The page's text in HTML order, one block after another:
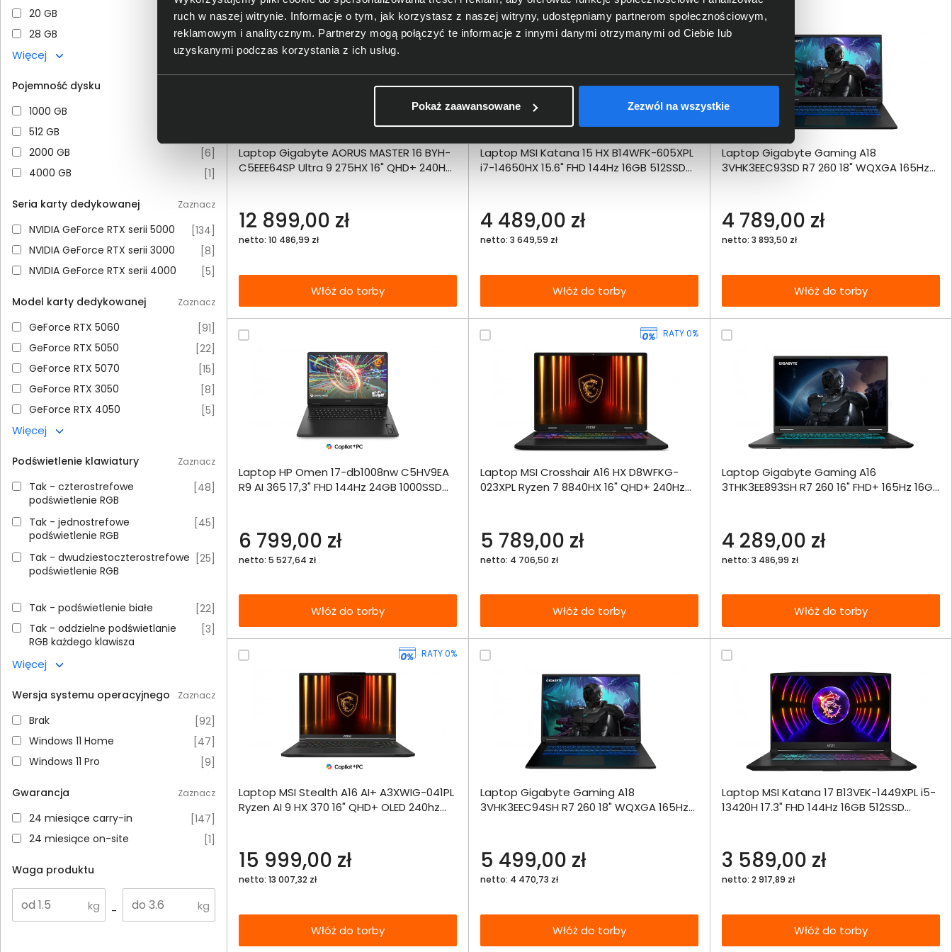
ruch w naszej witrynie. Informacje o tym, jak korzystasz z naszej witryny, udostępniamy partnerom społecznościowym,
reklamowym i analitycznym. Partnerzy mogą połączyć te informacje z innymi danymi otrzymanymi od Ciebie lub
uzyskanymi podczas korzystania z ich usług.
Pokaż zaawansowane Zezwól na wszystkie
20 GB20 GB [11]
28 GB28 GB [10]
Więcej
Pojemność dysku
1000 GB
1000 GB
512 GB512 GB
2000 GB
2000 GB [6
4000 GB
4000 GB [1]
Seria karty dedykowanej Zaznacz
NVIDIA GeForce RTX serii 5000
NVIDIA GeForce RTX serii 5000 134
NVIDIA GeForce RTX serii 3000
NVIDIA GeForce RTX serii 3000 8
NVIDIA GeForce RTX serii 4000
NVIDIA GeForce RTX serii 4000 5
Model karty dedykowanej Zaznacz
GeForce RTX 5060
GeForce RTX 5060 91
GeForce RTX 5050
GeForce RTX 5050 22
GeForce RTX 5070
GeForce RTX 5070 15
GeForce RTX 3050
GeForce RTX 3050 8
GeForce RTX 4050
GeForce RTX 4050 5
Więcej
Podświetlenie klawiatury Zaznacz
Tak - czterostrefowe podświetlenie RGB
Tak - czterostrefowe
podświetlenie RGB
48
Tak - jednostrefowe podświetlenie RGB
Tak - jednostrefowe
podświetlenie RGB
45
Tak - dwudziestoczterostrefowe podświetlenie RGB
Tak - dwudziestoczterostrefowe
podświetlenie RGB
25
Tak - podświetlenie białe
Tak - podświetlenie białe 22
Tak - oddzielne podświetlanie RGB każdego klawisza
Tak - oddzielne podświetlanie
RGB każdego klawisza
3
Więcej
Wersja systemu operacyjnego Zaznacz
BrakBrak 92
Windows 11 Home
Windows 11 Home 47
Windows 11 Pro
Windows 11 Pro 9
Gwarancja Zaznacz
24 miesiące carry-in
24 miesiące carry-in 147
24 miesiące on-site
24 miesiące on-site 1
Waga produktu
-
Laptop Gigabyte AORUS MASTER 16 BYH-
C5EEE64SP Ultra 9 275HX 16" QHD+ 240Hz
12 899,00 zł
netto: 10 486,99 zł
Włóż do torby
Włóż do
torby
Omówienie
Laptop MSI Katana 15 HX B14WFK-605XPL
i7-14650HX 15.6" FHD 144Hz 16GB 512SSD
4 489,00 zł
netto: 3 649,59 zł
Włóż do torby
Włóż do
torby
Omówienie
Laptop Gigabyte Gaming A18
3VHK3EEC93SD R7 260 18" WQXGA 165Hz
4 789,00 zł
netto: 3 893,50 zł
Włóż do torby
Specyfikacja techniczna
Laptop HP Omen 17-db1008nw C5HV9EA
R9 AI 365 17,3" FHD 144Hz 24GB 1000SSD
6 799,00 zł
netto: 5 527,64 zł
Włóż do torby
Włóż do
Dodaj do porównania
Omówienie
RATY 0%
Laptop MSI Crosshair A16 HX D8WFKG-
023XPL Ryzen 7 8840HX 16" QHD+ 240Hz
5 789,00 zł
netto: 4 706,50 zł
Włóż do torby
Włóż do
Dodaj do porównania
Omówienie
Laptop Gigabyte Gaming A16
3THK3EE893SH R7 260 16" FHD+ 165Hz 16GB
4 289,00 zł
netto: 3 486,99 zł
Włóż do torby
Specyfikacja techniczna
RATY 0%
Laptop MSI Stealth A16 AI+ A3XWIG-041PL
Ryzen AI 9 HX 370 16" QHD+ OLED 240hz
15 999,00 zł
netto: 13 007,32 zł
Włóż do torby
Włóż do
torby
Dodaj do porównania
Omówienie
Laptop Gigabyte Gaming A18
3VHK3EEC94SH R7 260 18" WQXGA 165Hz
5 499,00 zł
netto: 4 470,73 zł
Włóż do torby
Włóż do
torby
Dodaj do porównania
Omówienie
Laptop MSI Katana 17 B13VEK-1449XPL i5-
13420H 17.3" FHD 144Hz 16GB 512SSD
3 589,00 zł
netto: 2 917,89 zł
Włóż do torby